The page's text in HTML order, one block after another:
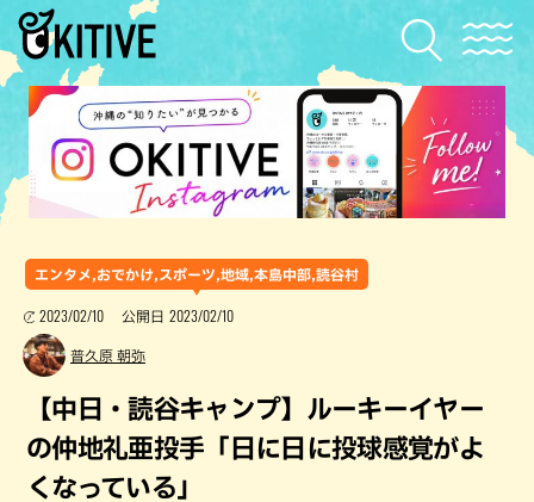
エンタメ,おでかけ,スポーツ,地域,本島中部,読谷村
2023/02/10 公開日 2023/02/10
普久原 朝弥
【中日・読谷キャンプ】ルーキーイヤー
の仲地礼亜投手「日に日に投球感覚がよ
くなっている」